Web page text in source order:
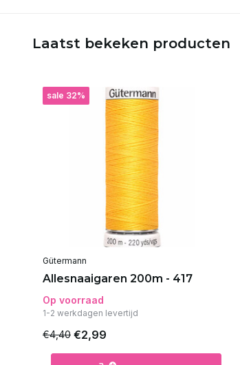
Laatst bekeken producten
sale 32%
Gütermann
Allesnaaigaren 200m - 417
Op voorraad
1-2 werkdagen levertijd
€4,40 €2,99